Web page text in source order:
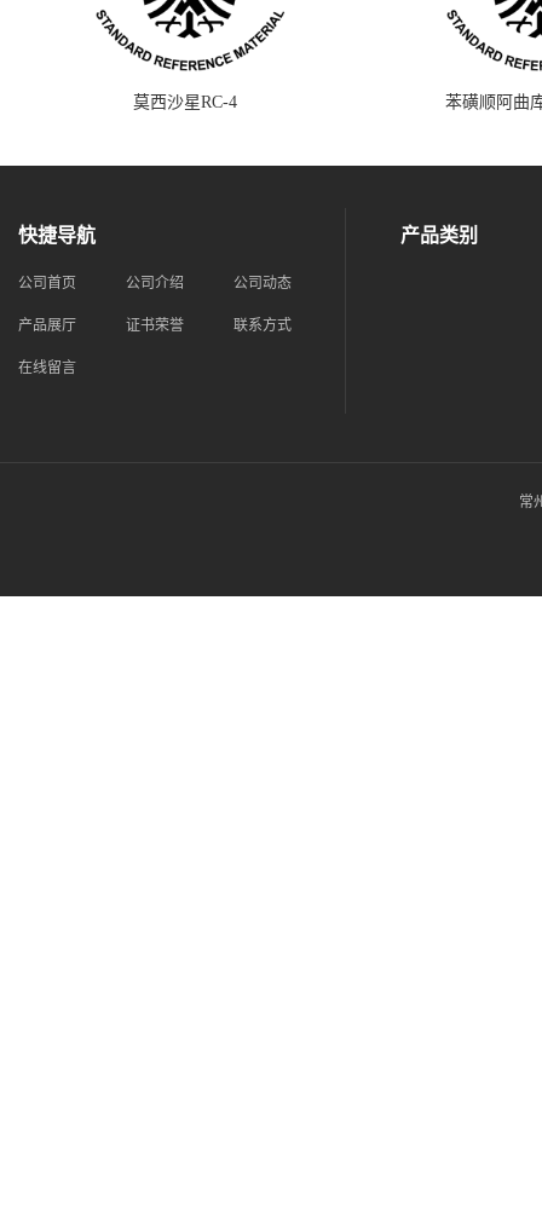
莫西沙星RC-4 苯磺顺阿曲
快捷导航
公司首页 公司介绍 公司动态
产品展厅 证书荣誉 联系方式
在线留言
产品类别
常